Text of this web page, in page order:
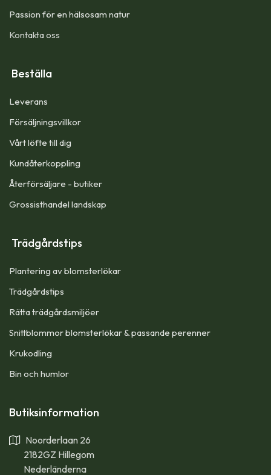
Passion för en hälsosam natur
Kontakta oss
Beställa
Leverans
Försäljningsvillkor
Vårt löfte till dig​
Kundåterkoppling
Återförsäljare - butiker
Grossisthandel landskap
Trädgårdstips
Plantering av blomsterlökar
Trädgårdstips
Rätta trädgårdsmiljöer
Snittblommor blomsterlökar & passande perenner
Krukodling
Bin och humlor
Butiksinformation
Noorderlaan 26
2182GZ Hillegom
Nederländerna